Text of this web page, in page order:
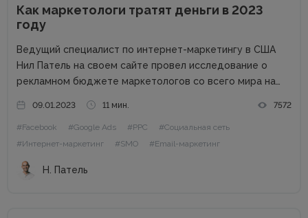
Как маркетологи тратят деньги в 2023
году
Ведущий специалист по интернет-маркетингу в США
Нил Патель на своем сайте провел исследование о
рекламном бюджете маркетологов со всего мира на
подвешенном состоянии из-за набирающей обороты
инфляции, войны, роста процентных ставок и других
факторов,...
09.01.2023 11 мин. 7572
#Facebook #Google Ads #PPC
#Социальная сеть
#Интернет-маркетинг
#SMO #Email-маркетинг
Н. Патель